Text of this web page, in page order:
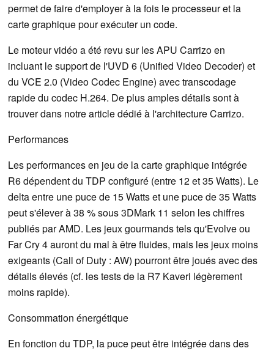
permet de faire d'employer à la fois le processeur et la
carte graphique pour exécuter un code.
Le moteur vidéo a été revu sur les APU Carrizo en
incluant le support de l'UVD 6 (Unified Video Decoder) et
du VCE 2.0 (Video Codec Engine) avec transcodage
rapide du codec H.264. De plus amples détails sont à
trouver dans notre article dédié à l'architecture Carrizo.
Performances
Les performances en jeu de la carte graphique intégrée
R6 dépendent du TDP configuré (entre 12 et 35 Watts). Le
delta entre une puce de 15 Watts et une puce de 35 Watts
peut s'élever à 38 % sous 3DMark 11 selon les chiffres
publiés par AMD. Les jeux gourmands tels qu'Evolve ou
Far Cry 4 auront du mal à être fluides, mais les jeux moins
exigeants (Call of Duty : AW) pourront être joués avec des
détails élevés (cf. les tests de la R7 Kaveri légèrement
moins rapide).
Consommation énergétique
En fonction du TDP, la puce peut être intégrée dans des